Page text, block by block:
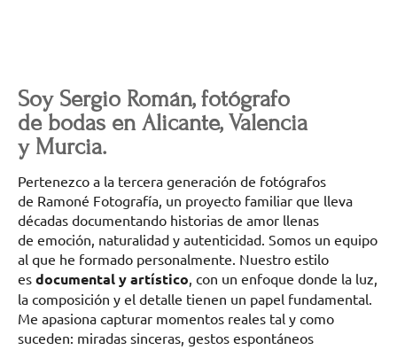
Soy Sergio Román, fotógrafo
de bodas en Alicante, Valencia
y Murcia.
Pertenezco a la tercera generación de fotógrafos
de Ramoné Fotografía, un proyecto familiar que lleva
décadas documentando historias de amor llenas
de emoción, naturalidad y autenticidad. Somos un equipo
al que he formado personalmente. Nuestro estilo
es documental y artístico , con un enfoque donde la luz,
la composición y el detalle tienen un papel fundamental.
Me apasiona capturar momentos reales tal y como
suceden: miradas sinceras, gestos espontáneos